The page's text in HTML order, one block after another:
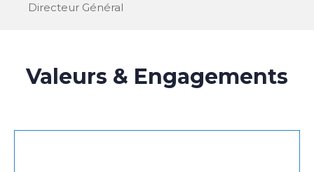
Directeur Général
Valeurs & Engagements